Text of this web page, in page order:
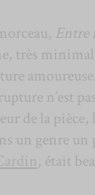
Entre
très
n’est
de la
un genre
, était